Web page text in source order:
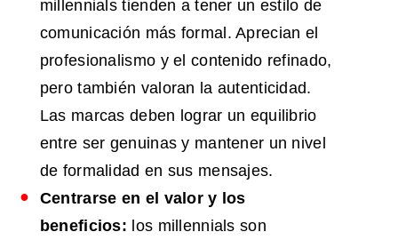
millennials tienden a tener un estilo de
comunicación más formal. Aprecian el
profesionalismo y el contenido refinado,
pero también valoran la autenticidad.
Las marcas deben lograr un equilibrio
entre ser genuinas y mantener un nivel
de formalidad en sus mensajes.
Centrarse en el valory los
beneficios: los millennials son